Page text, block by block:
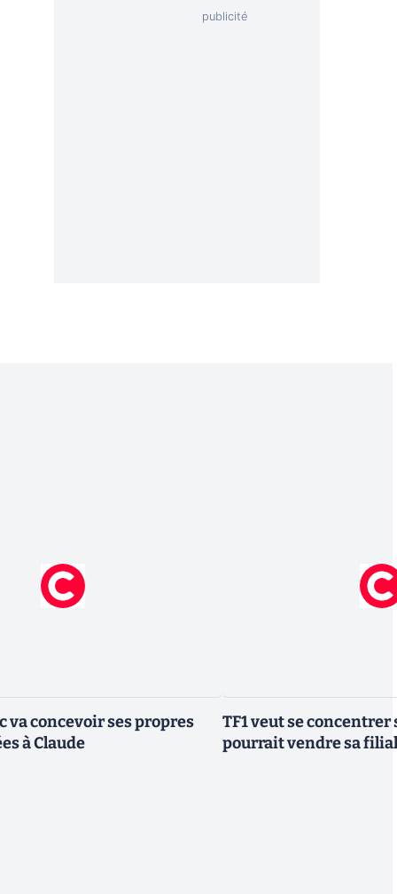
va concevoir ses propres
à Claude
TF1 veut se
pourrait vendre sa